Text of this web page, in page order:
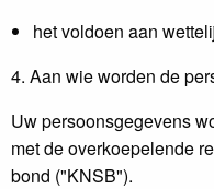
het voldoen aan
4. Aan wie worden de
Uw persoonsgegevens
met de overkoepelende
bond ("KNSB").